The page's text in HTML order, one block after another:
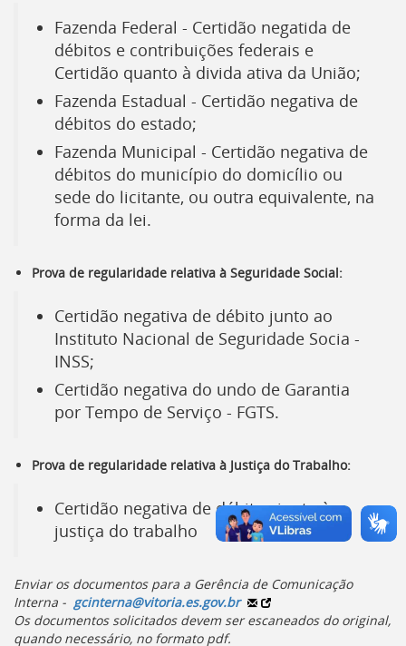
de
legislação
para
listagem
de
notícias
para
conteúdo
desta
[]
para
busca
Voltar
o
deste
menu
Fazenda Federal - Certidão negatida de
débitos e contribuições federais e
Certidão quanto à divida ativa da União;
Fazenda Estadual - Certidão negativa de
débitos do estado;
Fazenda Municipal - Certidão negativa de
débitos do município do domicílio ou
sede do licitante, ou outra equivalente, na
forma da lei.
Prova de regularidade relativa à Seguridade Social:
Certidão negativa de débito junto ao
Instituto Nacional de Seguridade Socia -
INSS;
Certidão negativa do undo de Garantia
por Tempo de Serviço - FGTS.
Prova de regularidade relativa à Justiça do Trabalho:
Certidão negativa de débitos junto à
justiça do trabalho
Enviar os documentos para a Gerência de Comunicação
Interna - gcinterna@vitoria.es.gov.br
Os documentos solicitados devem ser escaneados do original,
quando necessário, no formato pdf.